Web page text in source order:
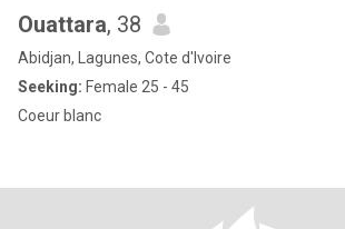
Ouattara, 38
Abidjan, Lagunes, Cote d'Ivoire
Seeking: Female 25 - 45
Coeur blanc